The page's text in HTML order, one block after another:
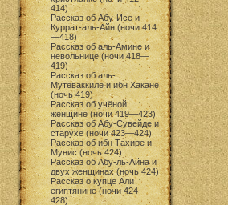
414)
Рассказ об Абу-Исе и
Куррат-аль-Айн (ночи 414
—418)
Рассказ об аль-Амине и
невольнице (ночи 418—
419)
Рассказ об аль-
Мутеваккиле и ибн Хакане
(ночь 419)
Рассказ об учёной
женщине (ночи 419—423)
Рассказ об Абу-Сувейде и
старухе (ночи 423—424)
Рассказ об ибн Тахире и
Мунис (ночь 424)
Рассказ об Абу-ль-Айна и
двух женщинах (ночь 424)
Рассказ о купце Али
египтянине (ночи 424—
428)